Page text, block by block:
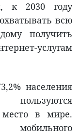
к 2030 году
всю
получить
услугам
населения
место в мире.